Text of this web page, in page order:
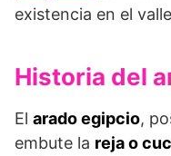
existencia en el
Historia del
El arado egipcio,
embute la reja o